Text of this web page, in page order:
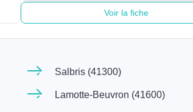
Voir la fiche
Salbris (41300)
Lamotte-Beuvron (41600)